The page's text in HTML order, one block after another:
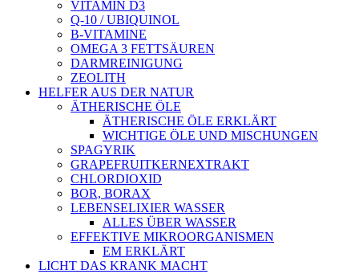
VITAMIN D3
Q-10 / UBIQUINOL
B-VITAMINE
OMEGA 3 FETTSÄUREN
DARMREINIGUNG
ZEOLITH
HELFER AUS DER NATUR
ÄTHERISCHE ÖLE
ÄTHERISCHE ÖLE ERKLÄRT
WICHTIGE ÖLE UND MISCHUNGEN
SPAGYRIK
GRAPEFRUITKERNEXTRAKT
CHLORDIOXID
BOR, BORAX
LEBENSELIXIER WASSER
ALLES ÜBER WASSER
EFFEKTIVE MIKROORGANISMEN
EM ERKLÄRT
LICHT DAS KRANK MACHT